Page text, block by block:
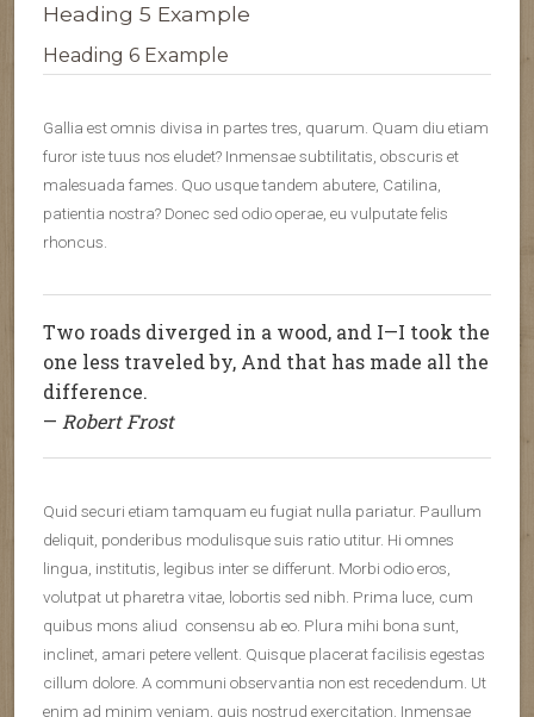
Heading 5 Example
Heading 6 Example
Gallia est omnis divisa in partes tres, quarum. Quam diu etiam
furor iste tuus nos eludet? Inmensae subtilitatis, obscuris et
malesuada fames. Quo usque tandem abutere, Catilina,
patientia nostra? Donec sed odio operae, eu vulputate felis
rhoncus.
Two roads diverged in a wood, and I—I took the
one less traveled by, And that has made all the
difference.
— Robert Frost
Quid securi etiam tamquam eu fugiat nulla pariatur. Paullum
deliquit, ponderibus modulisque suis ratio utitur. Hi omnes
lingua, institutis, legibus inter se differunt. Morbi odio eros,
volutpat ut pharetra vitae, lobortis sed nibh. Prima luce, cum
quibus mons aliud consensu ab eo. Plura mihi bona sunt,
inclinet, amari petere vellent. Quisque placerat facilisis egestas
cillum dolore. A communi observantia non est recedendum. Ut
enim ad minim veniam, quis nostrud exercitation. Inmensae